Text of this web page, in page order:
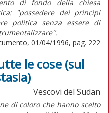
di fondo della chiesa
"possedere dei principi
politica senza essere di
01/04/1996, pag. 222
le cose (sul
Vescovi del Sudan
di coloro che hanno scelto